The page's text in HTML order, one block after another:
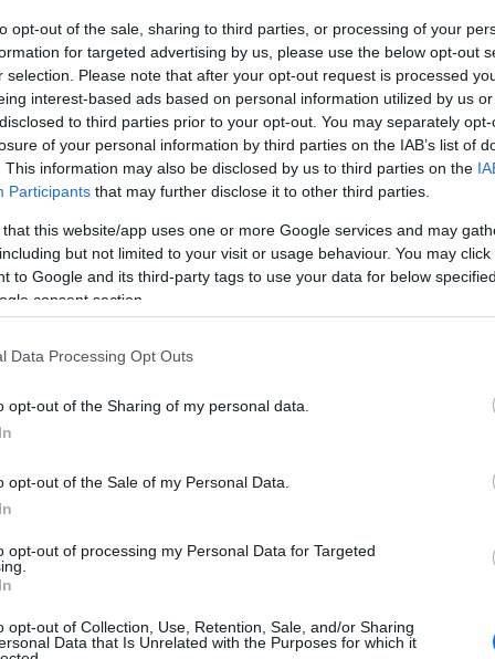
opt-out of the sale, sharing to third parties, or processing of your
for targeted advertising by us, please use the below opt-out
selection. Please note that after your opt-out request is processed
interest-based ads based on personal information utilized by us
to third parties prior to your opt-out. You may separately
of your personal information by third parties on the IAB’s list of
This information may also be disclosed by us to third parties on the
Participants that may further disclose it to other third parties.
that this website/app uses one or more Google services and may
but not limited to your visit or usage behaviour. You may
to Google and its third-party tags to use your data for below
consent section.
Data Processing Opt Outs
opt-out of the Sharing of my personal data.
opt-out of the Sale of my Personal Data.
opt-out of processing my Personal Data for Targeted
opt-out of Collection, Use, Retention, Sale, and/or Sharing
Data that Is Unrelated with the Purposes for which it
ble Sørum igjen alene i over to uker til etter at
de tre første ukene. Og spesielt etter at jeg
Høydetrening fører til økning i røde blodceller og
til å frakte oksygen, altså bedre O2-opptak.
2025-26
Han angrer ikke en dag.. Foto: Barbieri/NordicFocus
Sørum opp på over 2000 meter. Så dro han
seg i nøyaktig de løypene som skal
siste uka trente han sju hardøkter på sju dager.